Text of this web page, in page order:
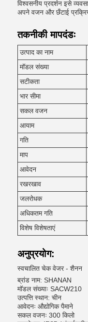
विश्वसनीय प्रदर्शन इसे
अपने वजन और छँटाई
तकनीकी मापदंडः
उत्पाद का नाम
मॉडल संख्या
सटीकता
भार सीमा
सकल वजन
आयाम
गति
माप
आवेदन
रखरखाव
जलरोधक
अधिकतम गति
विशेष विशेषताएं
अनुप्रयोग:
स्वचालित चेक वेजर - शैनन
ब्रांड नाम: SHANAN
मॉडल संख्याः SACW210
उत्पत्ति स्थान: चीन
आवेदनः औद्योगिक पैमाने
सकल वजनः 300 किलो